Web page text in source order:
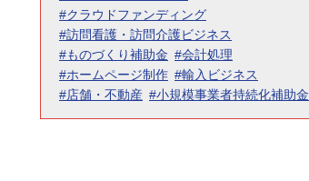
#クラウドファンディング
#訪問看護・訪問介護ビジネス
#ものづくり補助金 #会計処理
#ホームページ制作 #輸入ビジネス
#店舗・不動産 #小規模事業者持続化補助金